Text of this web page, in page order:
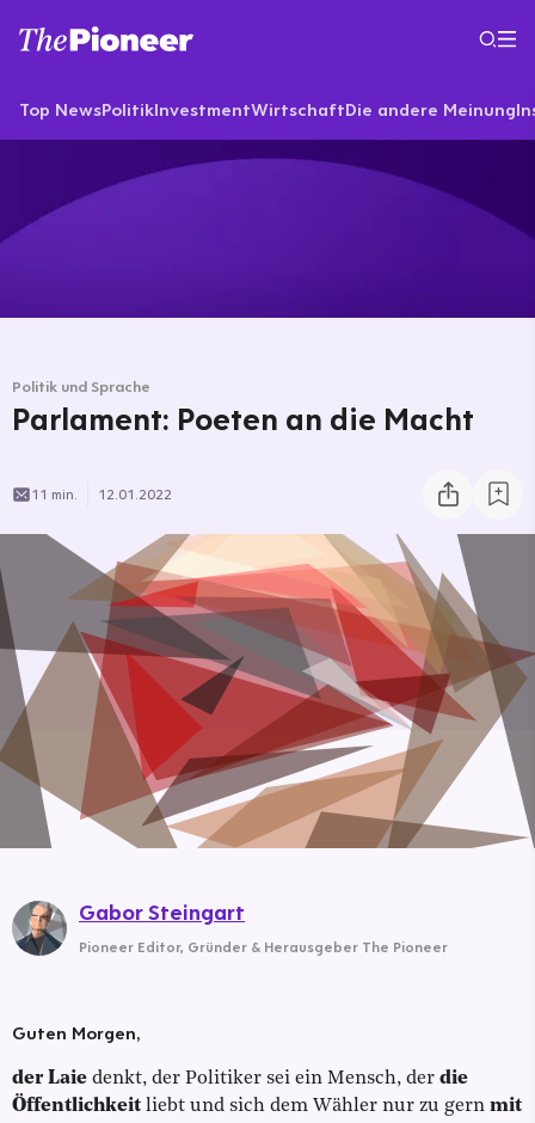
Top NewsPolitikInvestmentWirtschaftDie andere Meinung
Politik und Sprache
Parlament: Poeten an die Macht
11 min. 12.01.2022
Guten Morgen,
der Laie denkt, der Politiker sei ein Mensch, der die
Öffentlichkeit liebt und sich dem Wähler nur zu gern mit
Gabor Steingart
Pioneer Editor, Gründer & Herausgeber The Pioneer